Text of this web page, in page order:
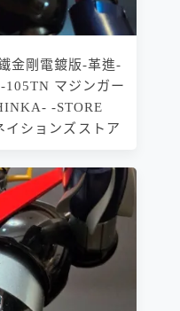
金剛電鍍版-革進-
マジンガー
-STORE
ションズストア